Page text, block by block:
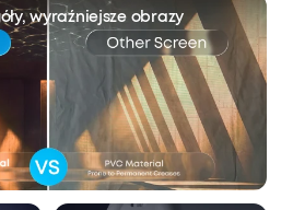
wyraźniejsze obrazy